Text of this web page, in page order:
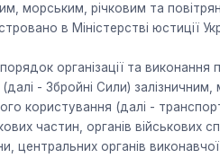
морським, річковим та
в Міністерстві юстиції
організації та виконання
- Збройні Сили)
користування (далі -
частин, органів військових
центральних органів